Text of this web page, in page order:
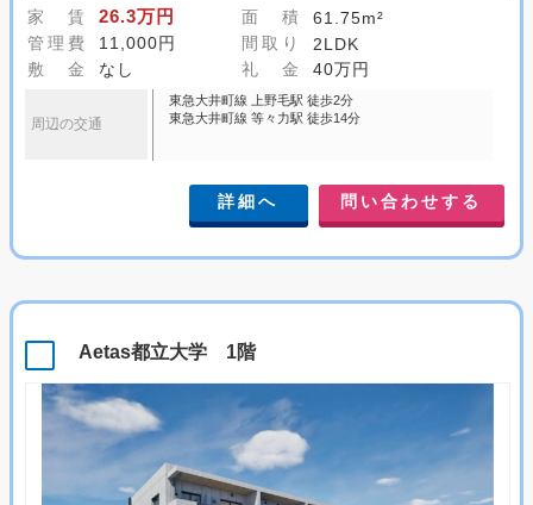
家 賃 26.3万円 面 積
61.75m²
管理費
11,000円 間取り
2LDK
敷 金
なし 礼 金 40万円
周辺の交通
東急大井町線 上野毛駅 徒歩2分
東急大井町線 等々力駅 徒歩14分
詳細へ 問い合わせする
Aetas都立大学 1階